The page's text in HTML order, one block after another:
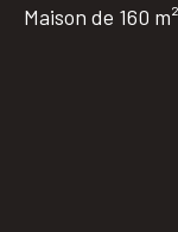
Maison de 160